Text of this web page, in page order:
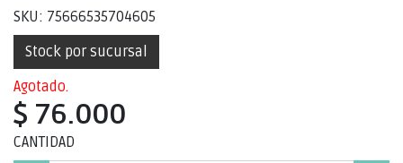
SKU: 75666535704605
Stock por sucursal
Agotado.
$ 76.000
CANTIDAD